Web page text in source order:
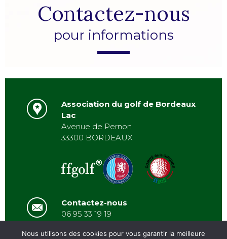
Contactez-nous
pour informations
Association du golf de Bordeaux
Lac
Avenue de Pernon
33300 BORDEAUX
Contactez-nous
06 95 33 19 19
Nous utilisons des cookies pour vous garantir la meilleure